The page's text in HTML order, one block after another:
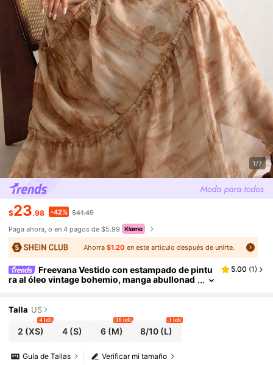
1/7
$23.98 -42% $41.49
Paga ahora, o en 4 pagos de $5.99
Ahorra $1.20 en este artículo después de unirte.
Freevana Vestido con estampado de pintu
ra al óleo vintage bohemio, manga abullonad
en color camello, vestido largo elegante para cita
s y vacaciones para mujeres
5.00 (1)
Talla US
2 (XS)
4 left
4(S) 6(M)
10 left
8/10 (L)
3 left
Verificar mi tamaño
Guía de Tallas